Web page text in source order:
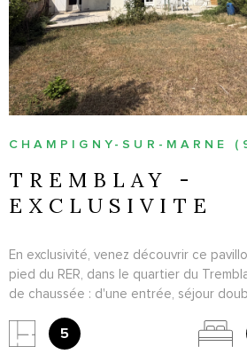
CHAMPIGNY-SUR-MARNE
TREMBLAY -
EXCLUSIVITE
En exclusivité, venez découvrir ce
pied du RER, dans le quartier du
de chaussée : d'une entrée, séjour
chambres, salle d'eau et WC. Garage,
vite !
5